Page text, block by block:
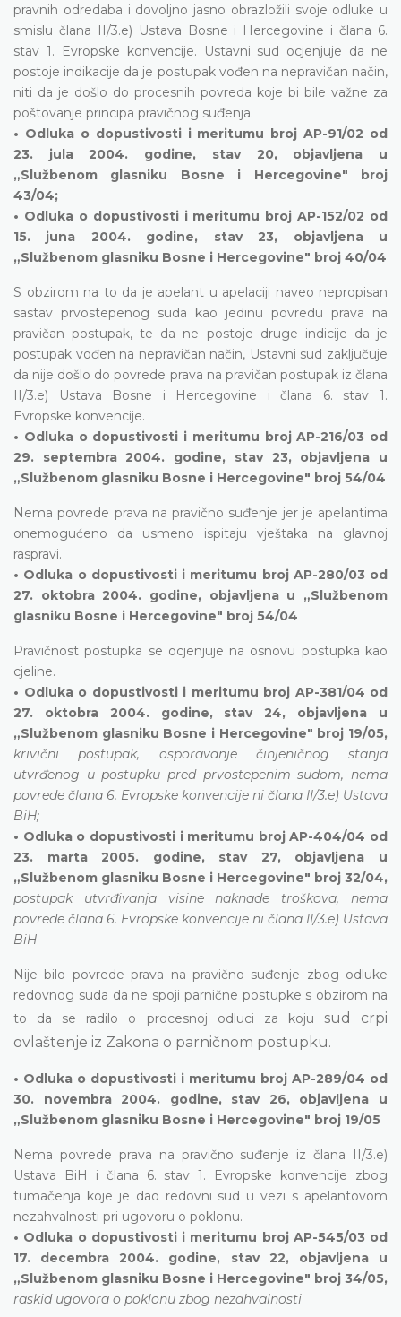
pravnih odredaba i dovoljno jasno obrazložili svoje odluke u
smislu člana II/3.e) Ustava Bosne i Hercegovine i člana 6.
stav 1. Evropske konvencije. Ustavni sud ocjenjuje da ne
postoje indikacije da je postupak vođen na nepravičan način,
niti da je došlo do procesnih povreda koje bi bile važne za
poštovanje principa pravičnog suđenja.
• Odluka o dopustivosti i meritumu broj AP-91/02 od
23. jula 2004. godine, stav 20, objavljena u
„Službenom glasniku Bosne i Hercegovine" broj
43/04;
• Odluka o dopustivosti i meritumu broj AP-152/02 od
15. juna 2004. godine, stav 23, objavljena u
„Službenom glasniku Bosne i Hercegovine" broj 40/04
S obzirom na to da je apelant u apelaciji naveo nepropisan
sastav prvostepenog suda kao jedinu povredu prava na
pravičan postupak, te da ne postoje druge indicije da je
postupak vođen na nepravičan način, Ustavni sud zaključuje
da nije došlo do povrede prava na pravičan postupak iz člana
II/3.e) Ustava Bosne i Hercegovine i člana 6. stav 1.
Evropske konvencije.
• Odluka o dopustivosti i meritumu broj AP-216/03 od
29. septembra 2004. godine, stav 23, objavljena u
„Službenom glasniku Bosne i Hercegovine" broj 54/04
Nema povrede prava na pravično suđenje jer je apelantima
onemogućeno da usmeno ispitaju vještaka na glavnoj
raspravi.
• Odluka o dopustivosti i meritumu broj AP-280/03 od
27. oktobra 2004. godine, objavljena u „Službenom
glasniku Bosne i Hercegovine" broj 54/04
Pravičnost postupka se ocjenjuje na osnovu postupka kao
cjeline.
• Odluka o dopustivosti i meritumu broj AP-381/04 od
27. oktobra 2004. godine, stav 24, objavljena u
„Službenom glasniku Bosne i Hercegovine" broj 19/05,
krivični postupak, osporavanje činjeničnog stanja
utvrđenog u postupku pred prvostepenim sudom, nema
povrede člana 6. Evropske konvencije ni člana II/3.e) Ustava
BiH;
• Odluka o dopustivosti i meritumu broj AP-404/04 od
23. marta 2005. godine, stav 27, objavljena u
„Službenom glasniku Bosne i Hercegovine" broj 32/04,
postupak utvrđivanja visine naknade troškova, nema
povrede člana 6. Evropske konvencije ni člana II/3.e) Ustava
BiH
Nije bilo povrede prava na pravično suđenje zbog odluke
redovnog suda da ne spoji parnične postupke s obzirom na
to da se radilo o procesnoj odluci za koju sud crpi
ovlaštenje iz Zakona o parničnom postupku.
• Odluka o dopustivosti i meritumu broj AP-289/04 od
30. novembra 2004. godine, stav 26, objavljena u
„Službenom glasniku Bosne i Hercegovine" broj 19/05
Nema povrede prava na pravično suđenje iz člana II/3.e)
Ustava BiH i člana 6. stav 1. Evropske konvencije zbog
tumačenja koje je dao redovni sud u vezi s apelantovom
nezahvalnosti pri ugovoru o poklonu.
• Odluka o dopustivosti i meritumu broj AP-545/03 od
17. decembra 2004. godine, stav 22, objavljena u
„Službenom glasniku Bosne i Hercegovine" broj 34/05,
raskid ugovora o poklonu zbog nezahvalnosti